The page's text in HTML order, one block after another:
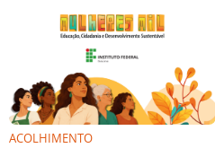
ACOLHIMENTO